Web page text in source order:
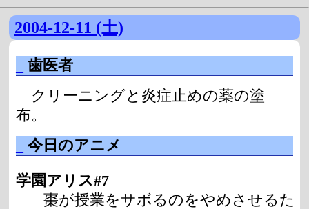
2004-12-11 (土)
歯医者
クリーニングと炎症止めの薬の塗
布。
今日のアニメ
学園アリス#7
棗が授業をサボるのをやめさせるた